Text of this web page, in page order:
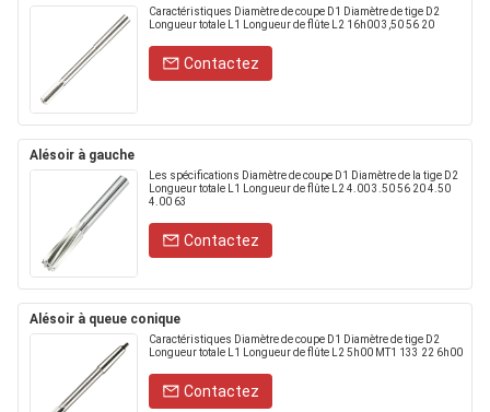
Caractéristiques Diamètre de coupe D1 Diamètre de tige D2
Longueur totale L1 Longueur de flûte L2 16h00 3,50 56 20
Contactez
Alésoir à gauche
Les spécifications Diamètre de coupe D1 Diamètre de la tige D2
Longueur totale L1 Longueur de flûte L2 4.00 3.50 56 20 4.50
4.00 63
Contactez
Alésoir à queue conique
Caractéristiques Diamètre de coupe D1 Diamètre de tige D2
Longueur totale L1 Longueur de flûte L2 5h00 MT1 133 22 6h00
Contactez